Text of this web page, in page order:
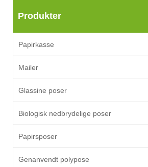
Produkter
Papirkasse
Mailer
Glassine poser
Biologisk nedbrydelige poser
Papirsposer
Genanvendt polypose